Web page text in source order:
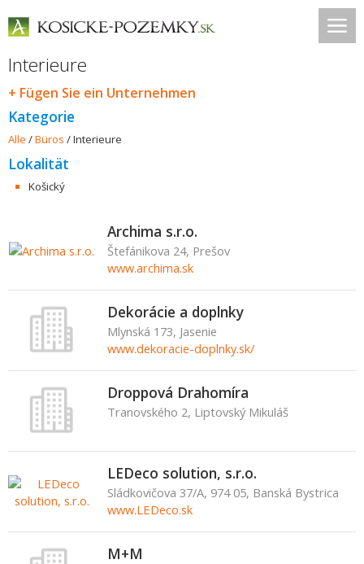
Interieure
+ Fügen Sie ein Unternehmen
Kategorie
Alle /Büros /Interieure
Lokalität
Košický
Archima s.r.o.
Štefánikova 24, Prešov
www.archima.sk
Dekorácie a doplnky
Mlynská 173, Jasenie
www.dekoracie-doplnky.sk/
Droppová Drahomíra
Tranovského 2, Liptovský Mikuláš
LEDeco solution, s.r.o.
Sládkovičova 37/A, 974 05, Banská Bystrica
www.LEDeco.sk
M+M